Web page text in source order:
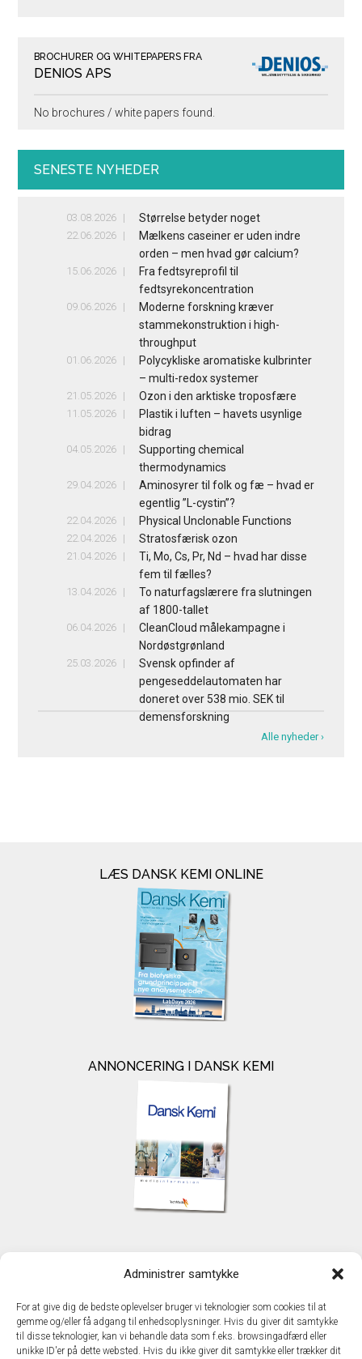
Administrer samtykke
For at give dig de bedste oplevelser bruger vi teknologier som cookies til at
gemme og/eller få adgang til enhedsoplysninger. Hvis du giver dit samtykke
til disse teknologier, kan vi behandle data som f.eks. browsingadfærd eller
unikke ID'er på dette websted. Hvis du ikke giver dit samtykke eller trækker dit
BROCHURER OG WHITEPAPERS FRA
DENIOS APS
No brochures / white papers found.
SENESTE NYHEDER
03.08.2026 Størrelse betyder noget
22.06.2026
Mælkens caseiner er uden indre
orden – men hvad gør calcium?
15.06.2026
Fra fedtsyreprofil til
fedtsyrekoncentration
09.06.2026
Moderne forskning kræver
stammekonstruktion i high-
throughput
01.06.2026
Polycykliske aromatiske kulbrinter
– multi-redox systemer
21.05.2026 Ozon i den arktiske troposfære
11.05.2026
Plastik i luften – havets usynlige
bidrag
04.05.2026
Supporting chemical
thermodynamics
29.04.2026
Aminosyrer til folk og fæ – hvad er
egentlig ”L-cystin”?
22.04.2026 Physical Unclonable Functions
22.04.2026 Stratosfærisk ozon
21.04.2026
Ti, Mo, Cs, Pr, Nd – hvad har disse
fem til fælles?
13.04.2026
To naturfagslærere fra slutningen
af 1800-tallet
06.04.2026
CleanCloud målekampagne i
Nordøstgrønland
25.03.2026
Svensk opfinder af
pengeseddelautomaten har
doneret over 538 mio. SEK til
demensforskning
Alle nyheder ›
LÆS DANSK KEMI ONLINE
ANNONCERING I DANSK KEMI
TechMedia A/S
DK - 2600 Glostrup
www.techmedia.dk
Telefon: +45 43 24 26 28